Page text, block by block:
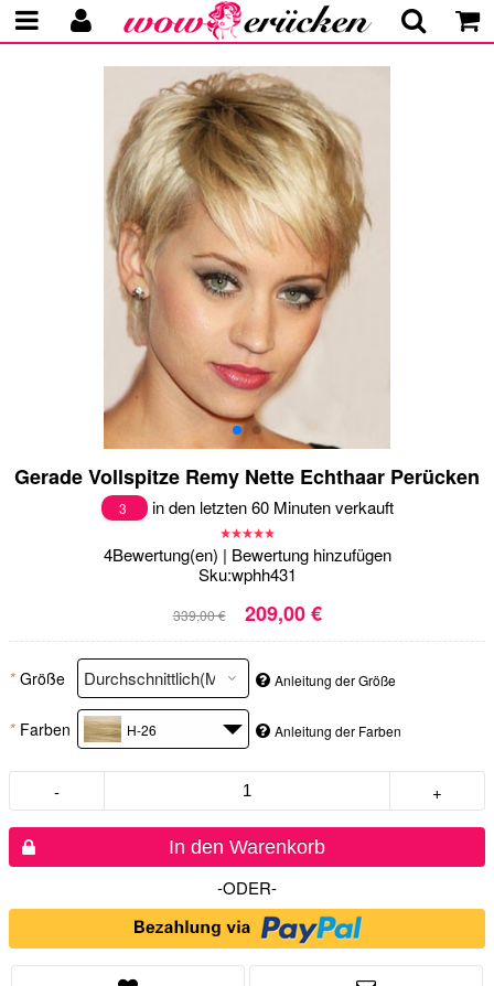
Gerade Vollspitze Remy Nette Echthaar Perücken
3 in den letzten 60 Minuten verkauft
4Bewertung(en) | Bewertung hinzufügen
Sku:wphh431
339,00 € 209,00 €
* Größe Anleitung der Größe
* Farben H-26 Anleitung der Farben
- +
In den Warenkorb
-ODER-